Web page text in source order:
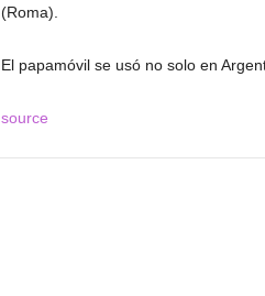
(Roma).
El papamóvil se usó no solo en
source